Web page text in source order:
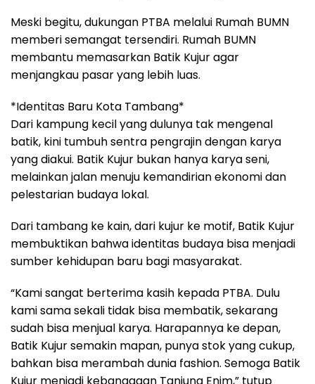
Meski begitu, dukungan PTBA melalui Rumah BUMN
memberi semangat tersendiri. Rumah BUMN
membantu memasarkan Batik Kujur agar
menjangkau pasar yang lebih luas.
*Identitas Baru Kota Tambang*
Dari kampung kecil yang dulunya tak mengenal
batik, kini tumbuh sentra pengrajin dengan karya
yang diakui. Batik Kujur bukan hanya karya seni,
melainkan jalan menuju kemandirian ekonomi dan
pelestarian budaya lokal.
Dari tambang ke kain, dari kujur ke motif, Batik Kujur
membuktikan bahwa identitas budaya bisa menjadi
sumber kehidupan baru bagi masyarakat.
“Kami sangat berterima kasih kepada PTBA. Dulu
kami sama sekali tidak bisa membatik, sekarang
sudah bisa menjual karya. Harapannya ke depan,
Batik Kujur semakin mapan, punya stok yang cukup,
bahkan bisa merambah dunia fashion. Semoga Batik